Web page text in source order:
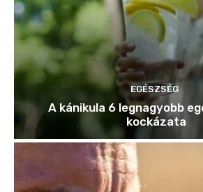
EGÉSZSÉG
A kánikula 6 legnagyobb
kockázata